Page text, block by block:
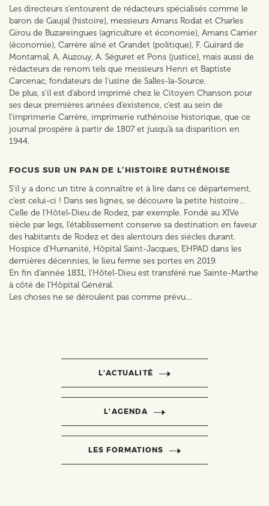
Les directeurs s’entourent de rédacteurs spécialisés comme le
baron de Gaujal (histoire), messieurs Amans Rodat et Charles
Girou de Buzareingues (agriculture et économie), Amans Carrier
(économie), Carrère aîné et Grandet (politique), F. Guirard de
Montarnal, A. Auzouy, A. Séguret et Pons (justice), mais aussi de
rédacteurs de renom tels que messieurs Henri et Baptiste
Carcenac, fondateurs de l’usine de Salles-la-Source.
De plus, s’il est d’abord imprimé chez le Citoyen Chanson pour
ses deux premières années d’existence, c’est au sein de
l’imprimerie Carrère, imprimerie ruthénoise historique, que ce
journal prospère à partir de 1807 et jusqu’à sa disparition en
1944.
FOCUS SUR UN PAN DE L’HISTOIRE RUTHÉNOISE
S’il y a donc un titre à connaître et à lire dans ce département,
c’est celui-ci ! Dans ses lignes, se découvre la petite histoire…
Celle de l’Hôtel-Dieu de Rodez, par exemple. Fondé au XIVe
siècle par legs, l’établissement conserve sa destination en faveur
des habitants de Rodez et des alentours des siècles durant.
Hospice d’Humanité, Hôpital Saint-Jacques, EHPAD dans les
dernières décennies, le lieu ferme ses portes en 2019.
En fin d’année 1831, l’Hôtel-Dieu est transféré rue Sainte-Marthe
à côté de l’Hôpital Général.
Les choses ne se déroulent pas comme prévu…
L’ACTUALITÉ
L’AGENDA
LES FORMATIONS